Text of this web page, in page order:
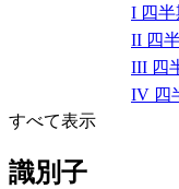
I 四
II 四
III 四
IV 四
すべて表示
識別子